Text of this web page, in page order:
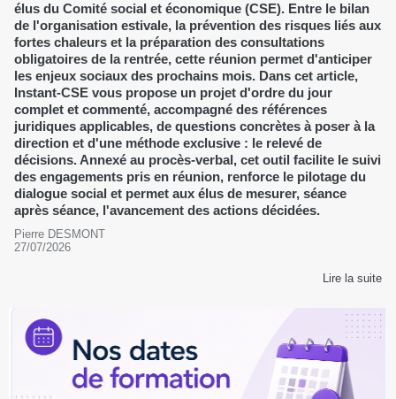
élus du Comité social et économique (CSE). Entre le bilan
de l'organisation estivale, la prévention des risques liés aux
fortes chaleurs et la préparation des consultations
obligatoires de la rentrée, cette réunion permet d'anticiper
les enjeux sociaux des prochains mois. Dans cet article,
Instant-CSE vous propose un projet d'ordre du jour
complet et commenté, accompagné des références
juridiques applicables, de questions concrètes à poser à la
direction et d'une méthode exclusive : le relevé de
décisions. Annexé au procès-verbal, cet outil facilite le suivi
des engagements pris en réunion, renforce le pilotage du
dialogue social et permet aux élus de mesurer, séance
après séance, l'avancement des actions décidées.
Pierre DESMONT
27/07/2026
Lire la suite